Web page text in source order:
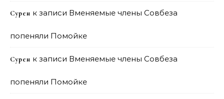
Сурен к записи Вменяемые члены Совбеза
попеняли Помойке
Сурен к записи Вменяемые члены Совбеза
попеняли Помойке